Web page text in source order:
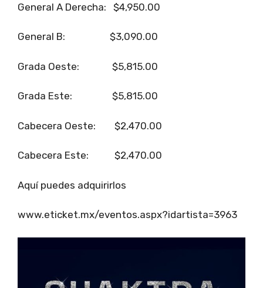
General A Derecha: $4,950.00
General B: $3,090.00
Grada Oeste: $5,815.00
Grada Este: $5,815.00
Cabecera Oeste: $2,470.00
Cabecera Este: $2,470.00
Aquí puedes adquirirlos
www.eticket.mx/eventos.aspx?idartista=3963